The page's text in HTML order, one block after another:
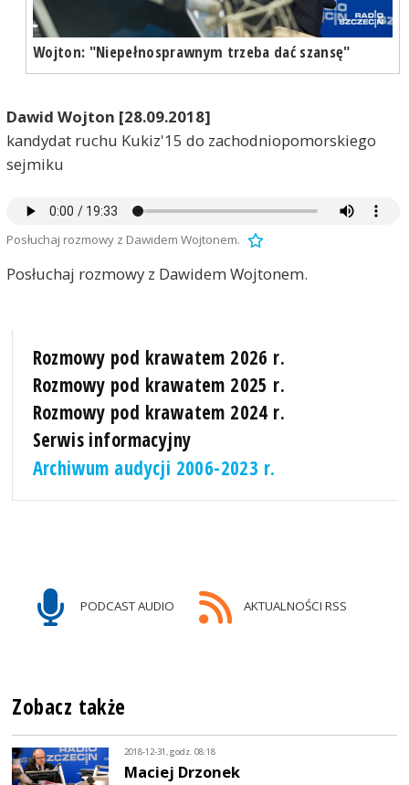
Wojton: "Niepełnosprawnym trzeba dać szansę"
Dawid Wojton [28.09.2018]
kandydat ruchu Kukiz'15 do zachodniopomorskiego
sejmiku
Posłuchaj rozmowy z Dawidem Wojtonem.
Posłuchaj rozmowy z Dawidem Wojtonem.
Rozmowy pod krawatem 2026 r.
Rozmowy pod krawatem 2025 r.
Rozmowy pod krawatem 2024 r.
Serwis informacyjny
Archiwum audycji 2006-2023 r.
PODCAST AUDIO AKTUALNOŚCI RSS
Zobacz także
2018-12-31, godz. 08:18
Maciej Drzonek